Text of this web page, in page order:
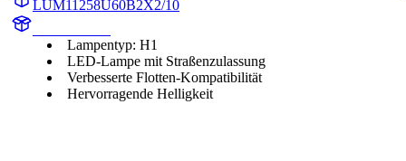
LUM11258U60B2X2/10
Lampentyp: H1
LED-Lampe mit Straßenzulassung
Verbesserte Flotten-Kompatibilität
Hervorragende Helligkeit